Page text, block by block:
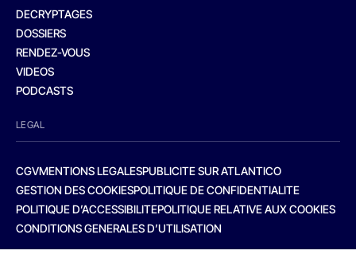
DECRYPTAGES
DOSSIERS
RENDEZ-VOUS
VIDEOS
PODCASTS
LEGAL
CGVMENTIONS LEGALESPUBLICITE SUR ATLANTICO
GESTION DES COOKIESPOLITIQUE DE CONFIDENTIALITE
POLITIQUE D’ACCESSIBILITEPOLITIQUE RELATIVE AUX COOKIES
CONDITIONS GENERALES D’UTILISATION